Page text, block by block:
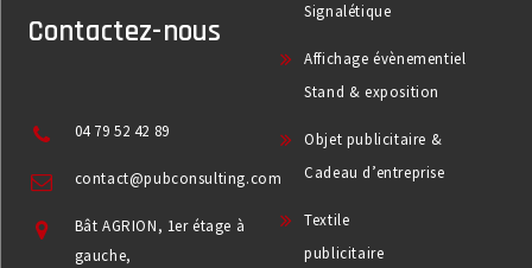
Contactez-nous
04 79 52 42 89
contact@pubconsulting.com
Bât AGRION, 1er étage à
gauche,
Signalétique
Affichage évènementiel
Stand & exposition
Objet publicitaire &
Cadeau d’entreprise
Textile
publicitaire